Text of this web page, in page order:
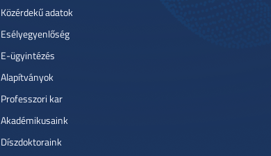
Közérdekű adatok
Esélyegyenlőség
E-ügyintézés
Alapítványok
Professzori kar
Akadémikusaink
Díszdoktoraink